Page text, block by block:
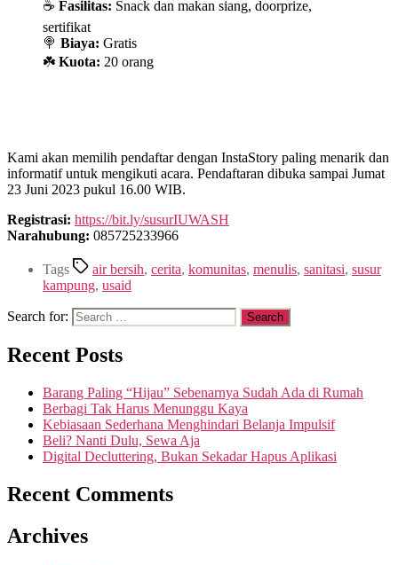
☕ Fasilitas: Snack dan makan siang, doorprize,
sertifikat
🍭 Biaya: Gratis
☘️ Kuota: 20 orang
Kami akan memilih pendaftar dengan InstaStory paling menarik dan
informatif untuk mengikuti acara. Pendaftaran dibuka sampai Jumat
23 Juni 2023 pukul 16.00 WIB.
Registrasi: https://bit.ly/susurIUWASH
Narahubung: 085725233966
Tags air bersih, cerita, komunitas, menulis, sanitasi, susur
kampung, usaid
Search for:
Recent Posts
Barang Paling “Hijau” Sebenarnya Sudah Ada di Rumah
Berbagi Tak Harus Menunggu Kaya
Kebiasaan Sederhana Menghindari Belanja Impulsif
Beli? Nanti Dulu, Sewa Aja
Digital Decluttering, Bukan Sekadar Hapus Aplikasi
Recent Comments
Archives